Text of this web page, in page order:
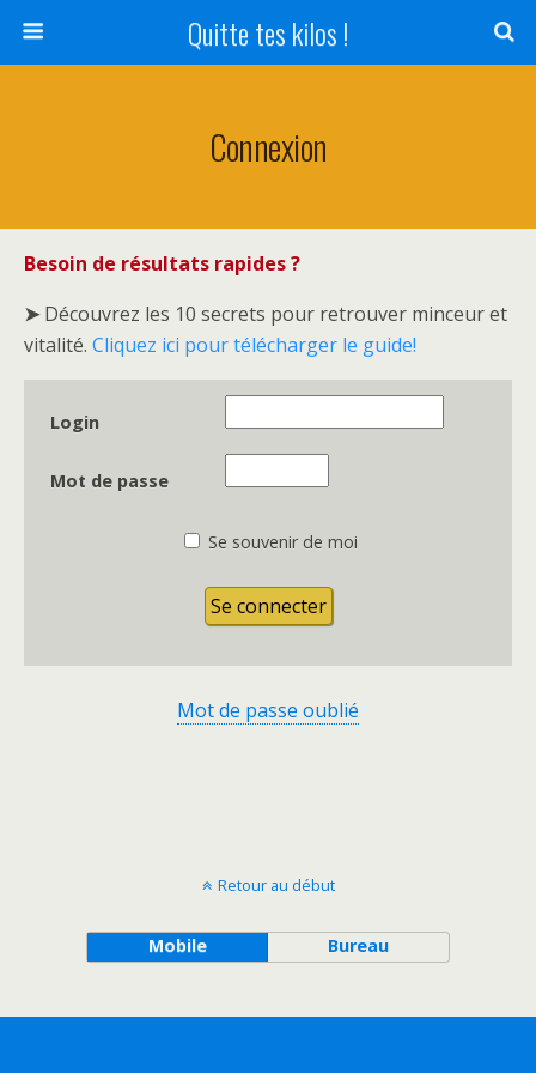
Quitte tes kilos !
Connexion
Besoin de résultats rapides ?
➤Découvrez les 10 secrets pour retrouver minceur et
vitalité. Cliquez ici pour télécharger le guide!
Login
Mot de passe
Se souvenir de moi
Mot de passe oublié
Retour au début
Mobile Bureau